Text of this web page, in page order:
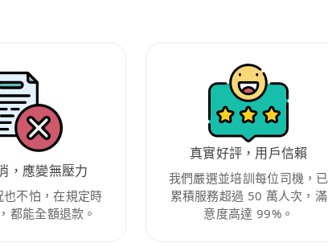
，應變無壓力
也不怕，在規定時
都能全額退款。
真實好評，用戶信賴
我們嚴選並培訓每位司機，已
累積服務超過 50 萬人次，滿
意度高達 99%。